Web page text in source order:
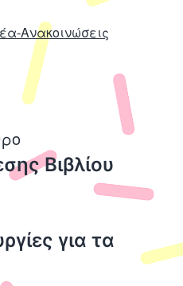
Ανακοινώσεις
Βιβλίου
για τα